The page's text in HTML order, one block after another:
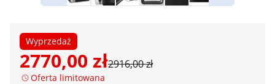
Wyprzedaż
2770,00 zł2916,00 zł
Oferta limitowana